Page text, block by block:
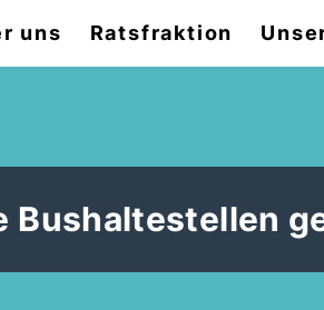
uns Ratsfraktion
Bushaltestellen